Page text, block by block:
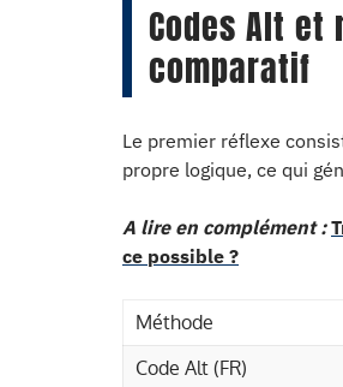
Codes Alt
comparatif
Le premier réflexe
propre logique, ce qui
A lire en complément :
ce possible ?
Méthode
Code Alt (FR)